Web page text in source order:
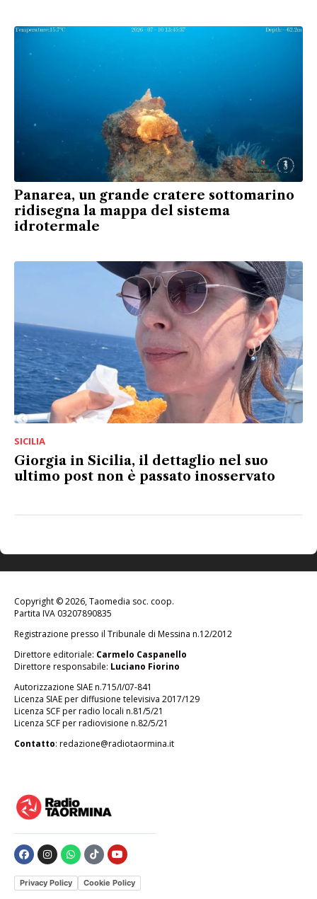
Panarea, un grande cratere sottomarino
ridisegna la mappa del sistema
idrotermale
SICILIA
Giorgia in Sicilia, il dettaglio nel suo
ultimo post non è passato inosservato
Privacy Policy Cookie Policy
Copyright © 2026, Taomedia soc. coop.
Partita IVA 03207890835
Registrazione presso il Tribunale di Messina n.12/2012
Direttore editoriale: Carmelo Caspanello
Direttore responsabile: Luciano Fiorino
Autorizzazione SIAE n.715/I/07-841
Licenza SIAE per diffusione televisiva 2017/129
Licenza SCF per radio locali n.81/5/21
Licenza SCF per radiovisione n.82/5/21
Contatto: redazione@radiotaormina.it